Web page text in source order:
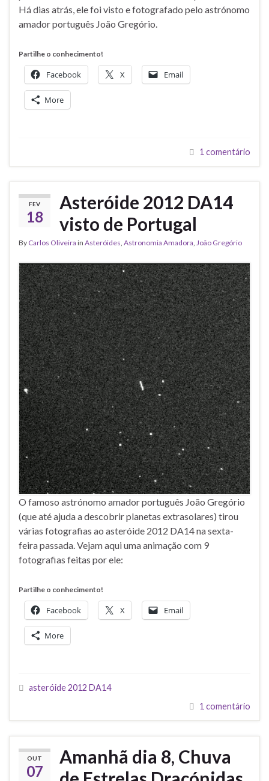
Há dias atrás, ele foi visto e fotografado pelo astrónomo
amador português João Gregório.
Partilhe o conhecimento!
Facebook X Email
More
1 comentário
FEV
18
Asteróide 2012 DA14
visto de Portugal
By Carlos Oliveira in Asteróides Astronomia Amadora João Gregório
O famoso astrónomo amador português João Gregório
(que até ajuda a descobrir planetas extrasolares) tirou
várias fotografias ao asteróide 2012 DA14 na sexta-
feira passada. Vejam aqui uma animação com 9
fotografias feitas por ele:
Partilhe o conhecimento!
Facebook X Email
More
asteróide 2012 DA14
1 comentário
OUT
07
Amanhã dia 8, Chuva